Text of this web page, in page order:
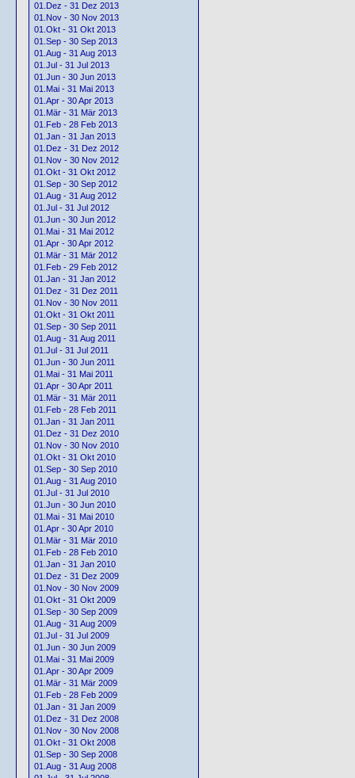
01.Dez - 31 Dez 2013
01.Nov - 30 Nov 2013
01.Okt - 31 Okt 2013
01.Sep - 30 Sep 2013
01.Aug - 31 Aug 2013
01.Jul - 31 Jul 2013
01.Jun - 30 Jun 2013
01.Mai - 31 Mai 2013
01.Apr - 30 Apr 2013
01.Mär - 31 Mär 2013
01.Feb - 28 Feb 2013
01.Jan - 31 Jan 2013
01.Dez - 31 Dez 2012
01.Nov - 30 Nov 2012
01.Okt - 31 Okt 2012
01.Sep - 30 Sep 2012
01.Aug - 31 Aug 2012
01.Jul - 31 Jul 2012
01.Jun - 30 Jun 2012
01.Mai - 31 Mai 2012
01.Apr - 30 Apr 2012
01.Mär - 31 Mär 2012
01.Feb - 29 Feb 2012
01.Jan - 31 Jan 2012
01.Dez - 31 Dez 2011
01.Nov - 30 Nov 2011
01.Okt - 31 Okt 2011
01.Sep - 30 Sep 2011
01.Aug - 31 Aug 2011
01.Jul - 31 Jul 2011
01.Jun - 30 Jun 2011
01.Mai - 31 Mai 2011
01.Apr - 30 Apr 2011
01.Mär - 31 Mär 2011
01.Feb - 28 Feb 2011
01.Jan - 31 Jan 2011
01.Dez - 31 Dez 2010
01.Nov - 30 Nov 2010
01.Okt - 31 Okt 2010
01.Sep - 30 Sep 2010
01.Aug - 31 Aug 2010
01.Jul - 31 Jul 2010
01.Jun - 30 Jun 2010
01.Mai - 31 Mai 2010
01.Apr - 30 Apr 2010
01.Mär - 31 Mär 2010
01.Feb - 28 Feb 2010
01.Jan - 31 Jan 2010
01.Dez - 31 Dez 2009
01.Nov - 30 Nov 2009
01.Okt - 31 Okt 2009
01.Sep - 30 Sep 2009
01.Aug - 31 Aug 2009
01.Jul - 31 Jul 2009
01.Jun - 30 Jun 2009
01.Mai - 31 Mai 2009
01.Apr - 30 Apr 2009
01.Mär - 31 Mär 2009
01.Feb - 28 Feb 2009
01.Jan - 31 Jan 2009
01.Dez - 31 Dez 2008
01.Nov - 30 Nov 2008
01.Okt - 31 Okt 2008
01.Sep - 30 Sep 2008
01.Aug - 31 Aug 2008